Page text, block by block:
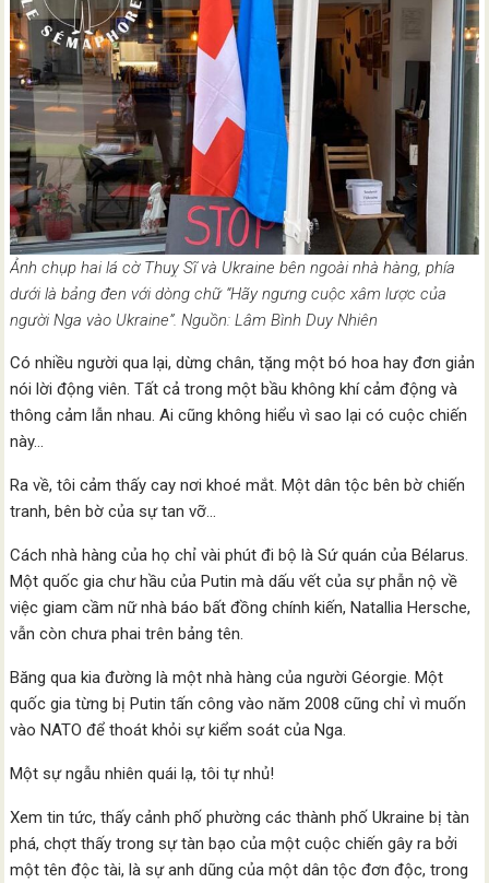
Ảnh chụp hai lá cờ Thuỵ Sĩ và Ukraine bên ngoài nhà hàng, phía
dưới là bảng đen với dòng chữ “Hãy ngưng cuộc xâm lược của
người Nga vào Ukraine”. Nguồn: Lâm Bình Duy Nhiên
Có nhiều người qua lại, dừng chân, tặng một bó hoa hay đơn giản
nói lời động viên. Tất cả trong một bầu không khí cảm động và
thông cảm lẫn nhau. Ai cũng không hiểu vì sao lại có cuộc chiến
này…
Ra về, tôi cảm thấy cay nơi khoé mắt. Một dân tộc bên bờ chiến
tranh, bên bờ của sự tan vỡ…
Cách nhà hàng của họ chỉ vài phút đi bộ là Sứ quán của Bélarus.
Một quốc gia chư hầu của Putin mà dấu vết của sự phẫn nộ về
việc giam cầm nữ nhà báo bất đồng chính kiến, Natallia Hersche,
vẫn còn chưa phai trên bảng tên.
Băng qua kia đường là một nhà hàng của người Géorgie. Một
quốc gia từng bị Putin tấn công vào năm 2008 cũng chỉ vì muốn
vào NATO để thoát khỏi sự kiểm soát của Nga.
Một sự ngẫu nhiên quái lạ, tôi tự nhủ!
Xem tin tức, thấy cảnh phố phường các thành phố Ukraine bị tàn
phá, chợt thấy trong sự tàn bạo của một cuộc chiến gây ra bởi
một tên độc tài, là sự anh dũng của một dân tộc đơn độc, trong